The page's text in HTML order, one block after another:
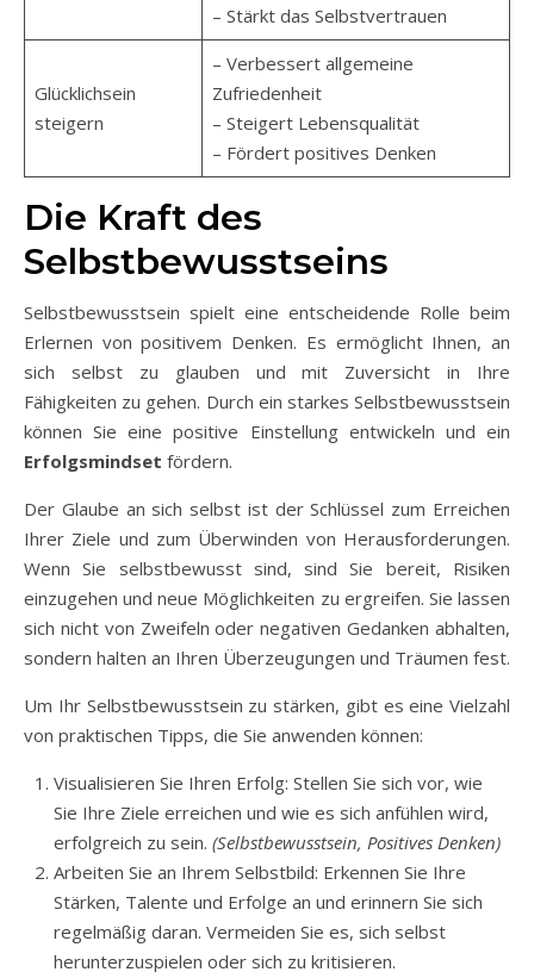
– Stärkt das Selbstvertrauen
Glücklichsein
steigern
– Verbessert allgemeine
Zufriedenheit
– Steigert Lebensqualität
– Fördert positives Denken
Die Kraft des
Selbstbewusstseins
Selbstbewusstsein spielt eine entscheidende Rolle beim
Erlernen von positivem Denken. Es ermöglicht Ihnen, an
sich selbst zu glauben und mit Zuversicht in Ihre
Fähigkeiten zu gehen. Durch ein starkes Selbstbewusstsein
können Sie eine positive Einstellung entwickeln und ein
Erfolgsmindset fördern.
Der Glaube an sich selbst ist der Schlüssel zum Erreichen
Ihrer Ziele und zum Überwinden von Herausforderungen.
Wenn Sie selbstbewusst sind, sind Sie bereit, Risiken
einzugehen und neue Möglichkeiten zu ergreifen. Sie lassen
sich nicht von Zweifeln oder negativen Gedanken abhalten,
sondern halten an Ihren Überzeugungen und Träumen fest.
Um Ihr Selbstbewusstsein zu stärken, gibt es eine Vielzahl
von praktischen Tipps, die Sie anwenden können:
Visualisieren Sie Ihren Erfolg: Stellen Sie sich vor, wie
Sie Ihre Ziele erreichen und wie es sich anfühlen wird,
erfolgreich zu sein. (Selbstbewusstsein, Positives Denken)
Arbeiten Sie an Ihrem Selbstbild: Erkennen Sie Ihre
Stärken, Talente und Erfolge an und erinnern Sie sich
regelmäßig daran. Vermeiden Sie es, sich selbst
herunterzuspielen oder sich zu kritisieren.